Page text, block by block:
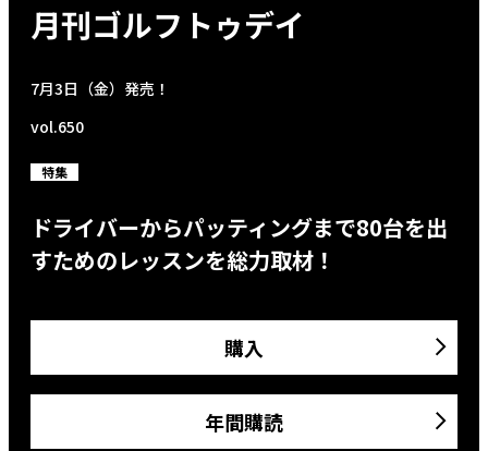
月刊ゴルフトゥデイ
7月3日（金）発売！
vol.650
特集
ドライバーからパッティングまで80台を出
すためのレッスンを総力取材！
購入
年間購読